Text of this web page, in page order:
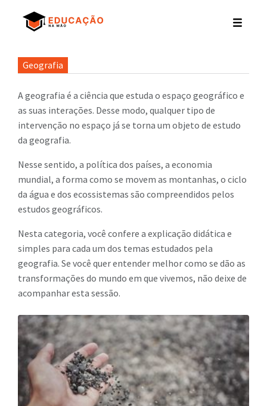
Geografia
A geografia é a ciência que estuda o espaço geográfico e
as suas interações. Desse modo, qualquer tipo de
intervenção no espaço já se torna um objeto de estudo
da geografia.
Nesse sentido, a política dos países, a economia
mundial, a forma como se movem as montanhas, o ciclo
da água e dos ecossistemas são compreendidos pelos
estudos geográficos.
Nesta categoria, você confere a explicação didática e
simples para cada um dos temas estudados pela
geografia. Se você quer entender melhor como se dão as
transformações do mundo em que vivemos, não deixe de
acompanhar esta sessão.